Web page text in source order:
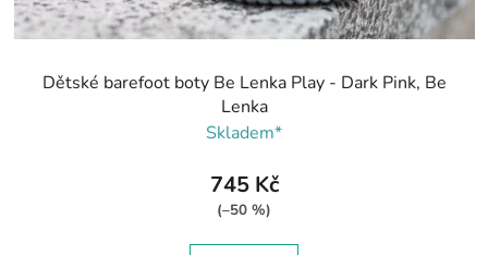
Dětské barefoot boty Be Lenka Play - Dark Pink, Be
Lenka
Skladem*
745 Kč
(–50 %)